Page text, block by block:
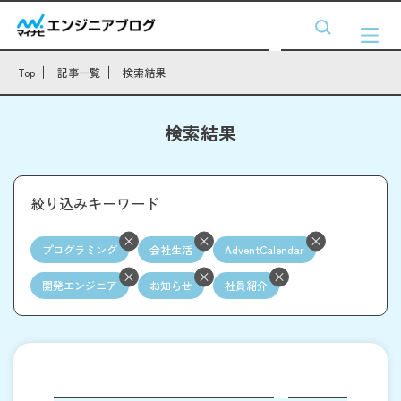
Top 記事一覧 検索結果
検索結果
絞り込みキーワード
プログラミング 会社生活 AdventCalendar
開発エンジニア お知らせ 社員紹介